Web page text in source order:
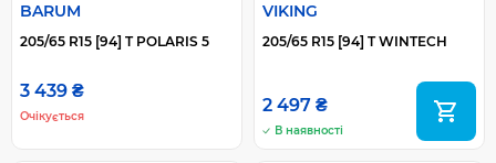
BARUM
205/65 R15 [94] T POLARIS 5
3 439 ₴
Очікується
VIKING
205/65 R15 [94] T WINTECH
2 497 ₴
В наявності